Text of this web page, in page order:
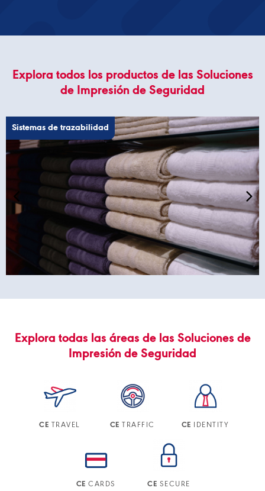
Explora todos los productos de las Soluciones
de Impresión de Seguridad
Sistemas de trazabilidad
Explora todas las áreas de las Soluciones de
Impresión de Seguridad
CE TRAVEL CE TRAFFIC CE IDENTITY
CE CARDS CE SECURE